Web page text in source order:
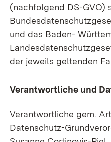
(nachfolgend DS-GVO)
und das Baden-
der jeweils geltenden
Verantwortliche und
Verantwortliche gem.
Datenschutz-